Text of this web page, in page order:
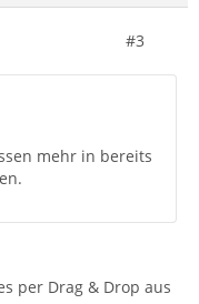
#3
mehr in bereits
per Drag & Drop aus